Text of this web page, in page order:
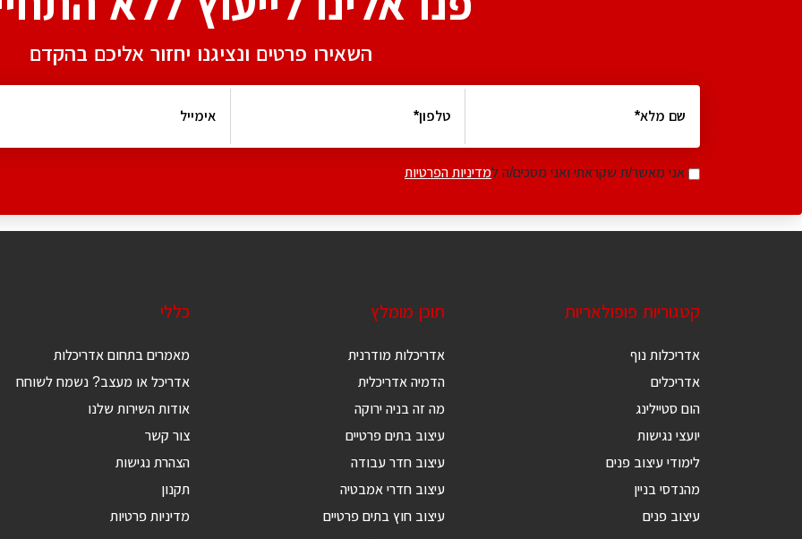
השאירו פרטים ונציגנו יחזור אליכם בהקדם
אני מאשר/ת שקראתי ואני מסכים/ה למדיניות הפרטיות
קטגוריות פופולאריות
אדריכלות נוף
אדריכלים
הום סטיילינג
יועצי נגישות
לימודי עיצוב פנים
מהנדסי בניין
עיצוב פנים
תוכן מומלץ
אדריכלות מודרנית
הדמיה אדריכלית
מה זה בניה ירוקה
עיצוב בתים פרטיים
עיצוב חדר עבודה
עיצוב חדרי אמבטיה
עיצוב חוץ בתים פרטיים
כללי
מאמרים בתחום אדריכלות
אדריכל או מעצב? נשמח לשוחח
אודות השירות שלנו
צור קשר
הצהרת נגישות
תקנון
מדיניות פרטיות